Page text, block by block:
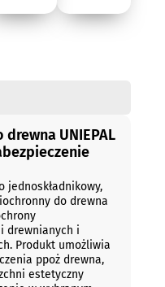
UNIEPAL
jednoskładnikowy,
do drewna
drewnianych i
Produkt umożliwia
ppoż drewna,
estetyczny